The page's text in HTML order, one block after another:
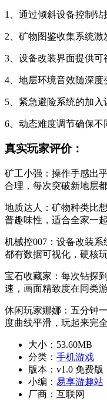
1、通过倾斜设备控制
2、矿物图鉴收集系统激
3、设备改装界面提供
4、地层环境音效随深
5、紧急避险系统的加
6、动态难度调节确保
真实玩家评价：
矿工小强：操作手感出
合理，每次突破新地层
地质达人：矿物种类比
普趣味性，适合全家一
机械控007：设备改装
都有数据可视化，硬核
宝石收藏家：每次钻探
速，画面精致度在同类
休闲玩家娜娜：五分钟
度曲线平滑，玩起来完
大小： 53.60MB
分类： 手机游戏
版本： v1.0 免费版
小编： 易享游趣站
厂商： 互联网